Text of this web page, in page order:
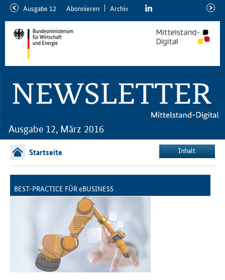
ältereAusgabe 12 Abon­nie­ren Ar­chiv linkedin
Ausgabe 12, März 2016
Startseite Inhalt
BEST-PRACTICE FÜR eBUSINESS